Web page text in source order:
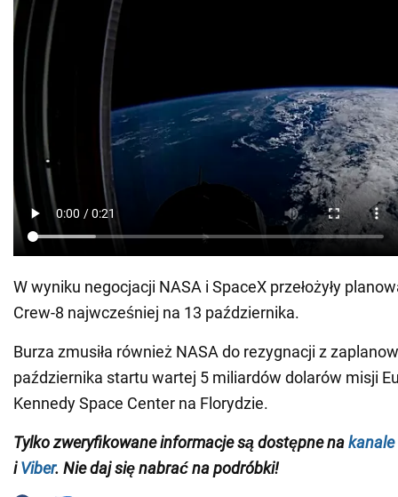
W wyniku negocjacji NASA i SpaceX przełożyły
Crew-8 najwcześniej na 13 października.
Burza zmusiła również NASA do rezygnacji z
października startu wartej 5 miliardów dolarów misji
Kennedy Space Center na Florydzie.
Tylko zweryfikowane informacje są dostępne nakanale
iViber. Nie daj się nabrać na podróbki!